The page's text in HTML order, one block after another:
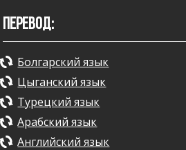
ПЕРЕВОД:
Болгарский язык
Цыганский язык
Турецкий язык
Арабский язык
Английский язык